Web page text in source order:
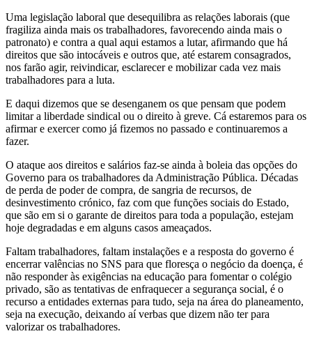
Uma legislação laboral que desequilibra as relações laborais (que
fragiliza ainda mais os trabalhadores, favorecendo ainda mais o
patronato) e contra a qual aqui estamos a lutar, afirmando que há
direitos que são intocáveis e outros que, até estarem consagrados,
nos farão agir, reivindicar, esclarecer e mobilizar cada vez mais
trabalhadores para a luta.
E daqui dizemos que se desenganem os que pensam que podem
limitar a liberdade sindical ou o direito à greve. Cá estaremos para os
afirmar e exercer como já fizemos no passado e continuaremos a
fazer.
O ataque aos direitos e salários faz-se ainda à boleia das opções do
Governo para os trabalhadores da Administração Pública. Décadas
de perda de poder de compra, de sangria de recursos, de
desinvestimento crónico, faz com que funções sociais do Estado,
que são em si o garante de direitos para toda a população, estejam
hoje degradadas e em alguns casos ameaçados.
Faltam trabalhadores, faltam instalações e a resposta do governo é
encerrar valências no SNS para que floresça o negócio da doença, é
não responder às exigências na educação para fomentar o colégio
privado, são as tentativas de enfraquecer a segurança social, é o
recurso a entidades externas para tudo, seja na área do planeamento,
seja na execução, deixando aí verbas que dizem não ter para
valorizar os trabalhadores.